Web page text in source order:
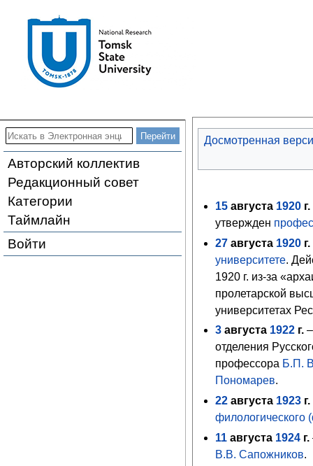
Авторский коллектив
Редакционный совет
Категории
Таймлайн
Войти
Досмотренная
15 августа 1920 г.
утвержден
27 августа 1920 г.
университете.
1920 г. из-за
пролетарской
университетах
3 августа 1922 г.
отделения
профессора Б.П.
Пономарев.
22 августа 1923 г.
филологического
11 августа 1924 г.
В.В. Сапожников.